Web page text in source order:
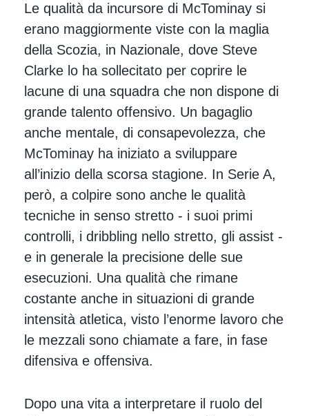
Le qualità da incursore di McTominay si
erano maggiormente viste con la maglia
della Scozia, in Nazionale, dove Steve
Clarke lo ha sollecitato per coprire le
lacune di una squadra che non dispone di
grande talento offensivo. Un bagaglio
anche mentale, di consapevolezza, che
McTominay ha iniziato a sviluppare
all’inizio della scorsa stagione. In Serie A,
però, a colpire sono anche le qualità
tecniche in senso stretto - i suoi primi
controlli, i dribbling nello stretto, gli assist -
e in generale la precisione delle sue
esecuzioni. Una qualità che rimane
costante anche in situazioni di grande
intensità atletica, visto l’enorme lavoro che
le mezzali sono chiamate a fare, in fase
difensiva e offensiva.
Dopo una vita a interpretare il ruolo del